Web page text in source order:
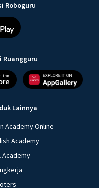
Roboguru
Ruangguru
Lainnya
Academy Online
Academy
Academy